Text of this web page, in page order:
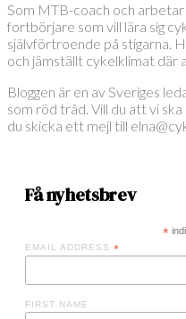
Som MTB-coach och arbetar
fortbörjare som vill lära sig
självförtroende på stigarna.
och jämställt cykelklimat där
Bloggen är en av Sveriges
som röd tråd. Vill du att vi
du skicka ett mejl till
Få nyhetsbrev
*
EMAIL ADDRESS *
FIRST NAME